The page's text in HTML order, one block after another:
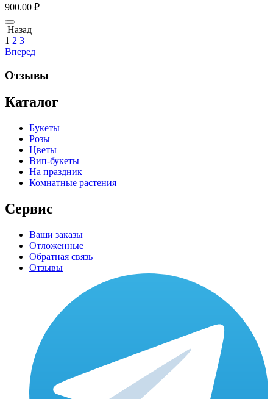
900.00 ₽
Назад
1 2 3
Вперед
Отзывы
Каталог
Букеты
Розы
Цветы
Вип-букеты
На праздник
Комнатные растения
Сервис
Ваши заказы
Отложенные
Обратная связь
Отзывы